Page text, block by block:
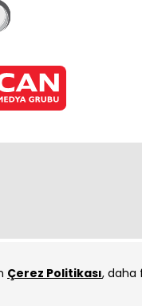
Çerez Politikası, daha